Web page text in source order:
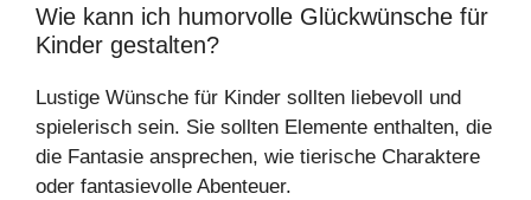
Wie kann ich humorvolle Glückwünsche für
Kinder gestalten?
Lustige Wünsche für Kinder sollten liebevoll und
spielerisch sein. Sie sollten Elemente enthalten, die
die Fantasie ansprechen, wie tierische Charaktere
oder fantasievolle Abenteuer.